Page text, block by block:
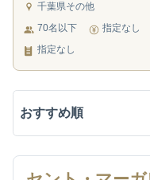
千葉県その他
70名以下
指定なし
指定なし